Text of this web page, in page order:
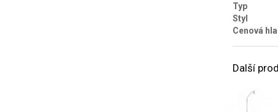
Typ
Styl
Cenová
Další